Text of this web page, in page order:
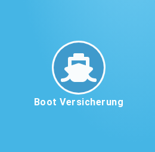
Boot Versicherung